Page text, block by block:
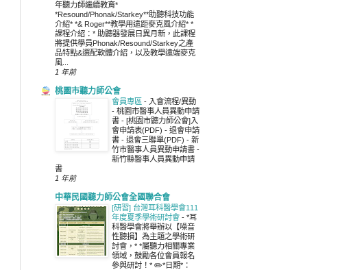
年聽力師繼續教育*
*Resound/Phonak/Starkey**助聽科技功能
介紹* *& Roger**教學用遠距麥克風介紹* *
課程介紹：* 助聽器發展日異月新，此課程
將提供學員Phonak/Resound/Starkey之產
品特點&選配軟體介紹，以及教學遠端麥克
風...
1 年前
桃園市聽力師公會
會員專區 - 入會流程/異動
- 桃園市醫事人員異動申請
書 - [桃園市聽力師公會]入
會申請表(PDF) - 退會申請
書 - 退會三聯單(PDF) - 新
竹市醫事人員異動申請書 -
新竹縣醫事人員異動申請
書
1 年前
中華民國聽力師公會全國聯合會
[研習] 台灣耳科醫學會111
年度夏季學術研討會 - *耳
科醫學會將舉辦以【噪音
性聽損】為主題之學術研
討會，* *屬聽力相關專業
領域，鼓勵各位會員報名
參與研討！* ✏️*日期*：